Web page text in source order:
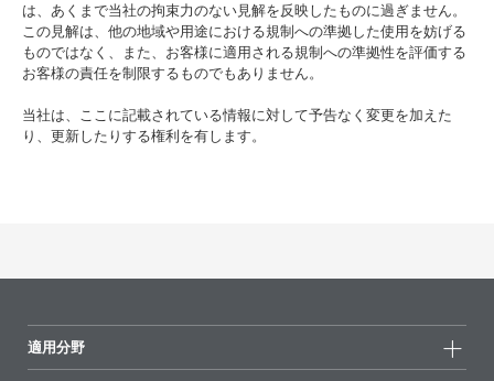
は、あくまで当社の拘束力のない見解を反映したものに過ぎません。
この見解は、他の地域や用途における規制への準拠した使用を妨げる
ものではなく、また、お客様に適用される規制への準拠性を評価する
お客様の責任を制限するものでもありません。
当社は、ここに記載されている情報に対して予告なく変更を加えた
り、更新したりする権利を有します。
適用分野